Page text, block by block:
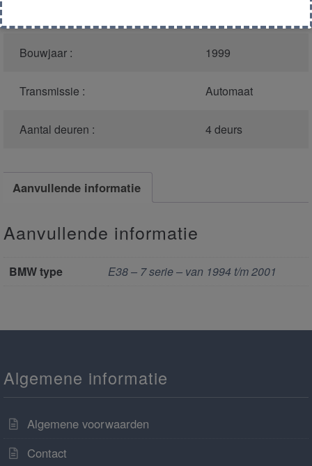
Bouwjaar : 1999
Transmissie : Automaat
Aantal deuren : 4 deurs
Aanvullende informatie
Aanvullende informatie
BMW type E38 – 7 serie – van 1994 t/m 2001
Algemene informatie
Algemene voorwaarden
Contact